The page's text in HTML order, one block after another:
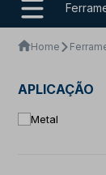
Home
APLICAÇÃO
Metal